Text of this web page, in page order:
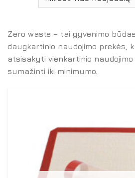
Zero waste – tai gyvenimo
daugkartinio naudojimo prekės,
atsisakyti vienkartinio
sumažinti iki minimumo.